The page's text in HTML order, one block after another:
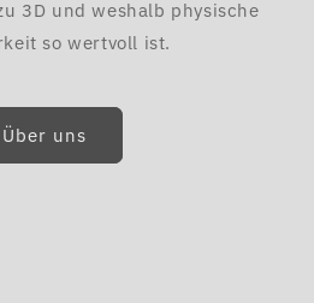
3D und weshalb physische
so wertvoll ist.
Über uns